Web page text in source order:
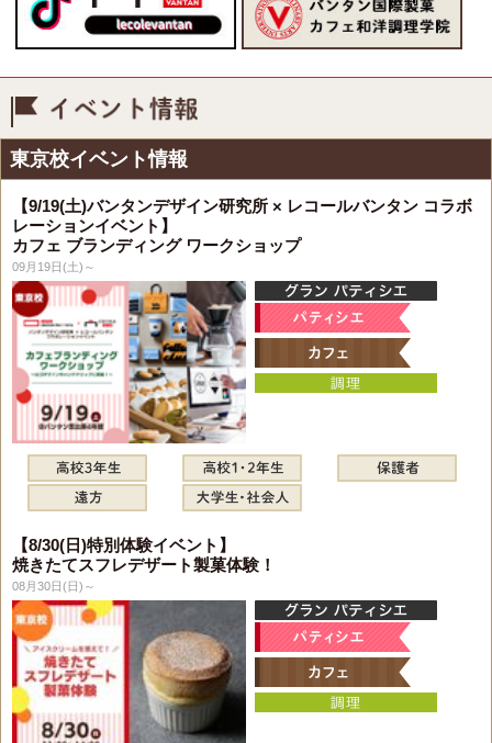
東京校イベント情報
【9/19(土)バンタンデザイン研究所 × レコールバンタン コラボ
レーションイベント】
カフェ ブランディング ワークショップ
09月19日(土)～
【8/30(日)特別体験イベント】
焼きたてスフレデザート製菓体験！
08月30日(日)～